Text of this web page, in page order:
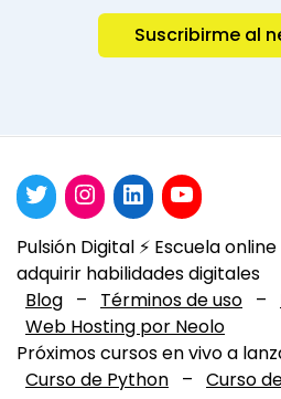
Suscribirme al
Pulsión Digital ⚡️ Escuela
adquirir habilidades digitales
Blog – Términos de uso –
Web Hosting por Neolo
Próximos cursos en vivo a
Curso de Python – Curso